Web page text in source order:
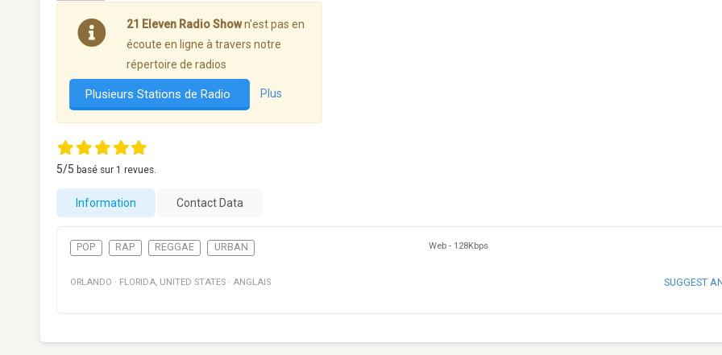
21 Eleven Radio Shown'est pas en
écoute en ligne à travers notre
répertoire de radios
Plusieurs Stations de Radio Plus
5/5 basé sur 1 revues.
Information Contact Data
POP RAP REGGAE URBAN Web - 128Kbps
ORLANDO · FLORIDA, UNITED STATES · ANGLAIS SUGGEST